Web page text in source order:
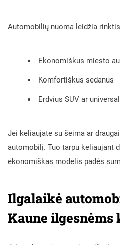
Automobilių nuoma leidžia
Ekonomiškus miesto
Komfortiškus sedanus
Erdvius SUV ar
Jei keliaujate su šeima ar
automobilį. Tuo tarpu keliaujant
ekonomiškas modelis padės
Ilgalaikė
Kaune ilgesnėms